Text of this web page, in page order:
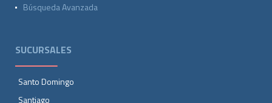
Búsqueda Avanzada
SUCURSALES
Santo Domingo
Santiago